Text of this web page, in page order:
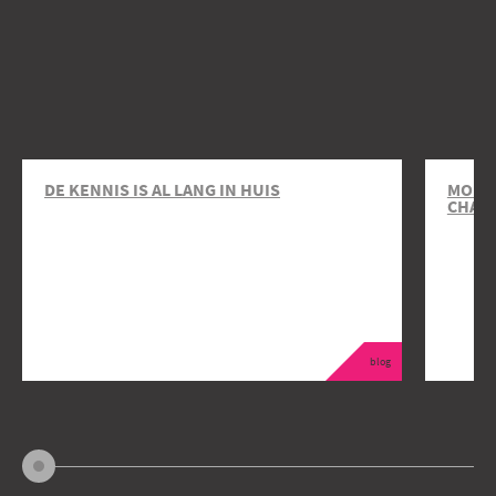
blog
DE KENNIS IS AL LANG IN HUIS